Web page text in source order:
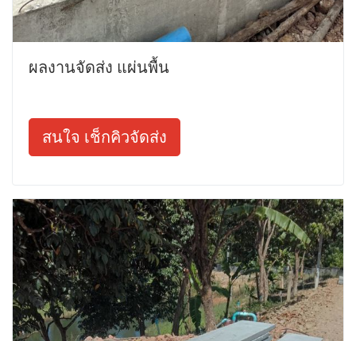
ผลงานจัดส่ง แผ่นพื้น
สนใจ เช็กคิวจัดส่ง